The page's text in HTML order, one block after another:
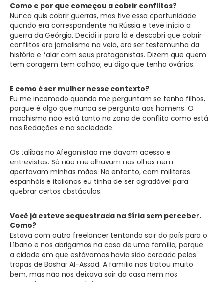
Como e por que começou a cobrir conflitos?
Nunca quis cobrir guerras, mas tive essa oportunidade
quando era correspondente na Rússia e teve início a
guerra da Geórgia. Decidi ir para lá e descobri que cobrir
conflitos era jornalismo na veia, era ser testemunha da
história e falar com seus protagonistas. Dizem que quem
tem coragem tem colhão; eu digo que tenho ovários.
E como é ser mulher nesse contexto?
Eu me incomodo quando me perguntam se tenho filhos,
porque é algo que nunca se pergunta aos homens. O
machismo não está tanto na zona de conflito como está
nas Redações e na sociedade.
Os talibãs no Afeganistão me davam acesso e
entrevistas. Só não me olhavam nos olhos nem
apertavam minhas mãos. No entanto, com militares
espanhóis e italianos eu tinha de ser agradável para
quebrar certos obstáculos.
Você já esteve sequestrada na Síria sem perceber.
Como?
Estava com outro freelancer tentando sair do país para o
Líbano e nos abrigamos na casa de uma família, porque
a cidade em que estávamos havia sido cercada pelas
tropas de Bashar Al-Assad. A família nos tratou muito
bem, mas não nos deixava sair da casa nem nos